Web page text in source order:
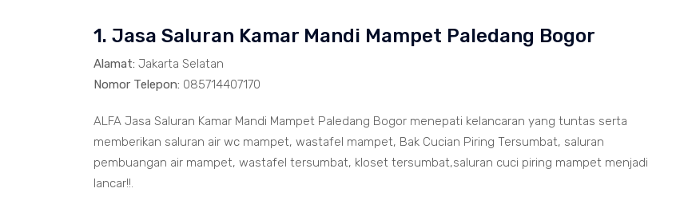
1. Jasa Saluran Kamar Mandi Mampet Paledang Bogor
Alamat: Jakarta Selatan
Nomor Telepon: 085714407170
ALFA Jasa Saluran Kamar Mandi Mampet Paledang Bogor menepati kelancaran yang tuntas serta
memberikan saluran air wc mampet, wastafel mampet, Bak Cucian Piring Tersumbat, saluran
pembuangan air mampet, wastafel tersumbat, kloset tersumbat,saluran cuci piring mampet menjadi
lancar!!.